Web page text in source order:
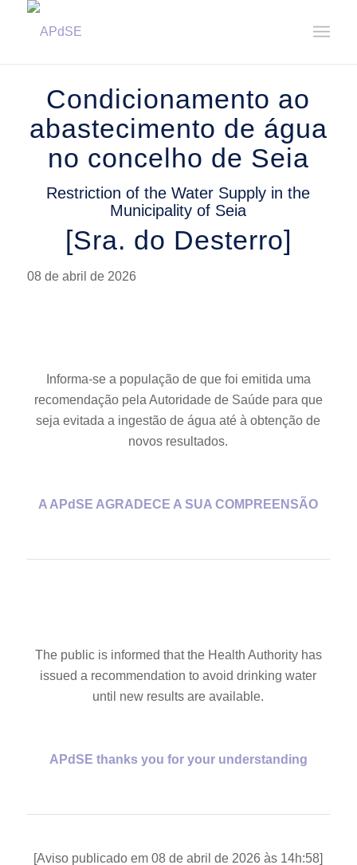
Condicionamento ao abastecimento de água no concelho de Seia ||
Condicionamento ao
abastecimento de água
no concelho de Seia
Restriction of the Water Supply in the
Municipality of Seia
[Sra. do Desterro]
08 de abril de 2026
Informa-se a população de que foi emitida uma
recomendação pela Autoridade de Saúde para que
seja evitada a ingestão de água até à obtenção de
novos resultados.
A APdSE AGRADECE A SUA COMPREENSÃO
The public is informed that the Health Authority has
issued a recommendation to avoid drinking water
until new results are available.
APdSE thanks you for your understanding
[Aviso publicado em 08 de abril de 2026 às 14h:58]